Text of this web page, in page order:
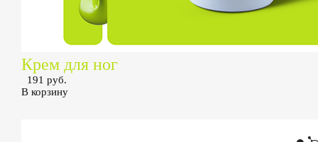
Крем для ног
191 руб.
В корзину